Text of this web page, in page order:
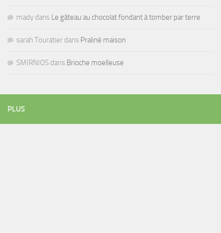
mady dans Le gâteau au chocolat fondant à tomber par terre
sarah Touratier dans Praliné maison
SMIRNIOS dans Brioche moelleuse
PLUS